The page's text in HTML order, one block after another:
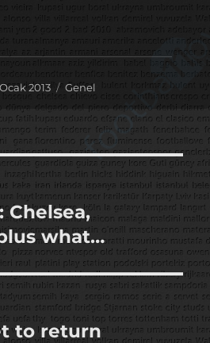
2013 Kategoriler
Genel
Chelsea,
what…
to return